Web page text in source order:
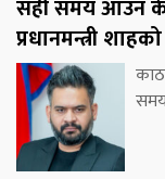
सही समय आउन
प्रधानमन्त्री